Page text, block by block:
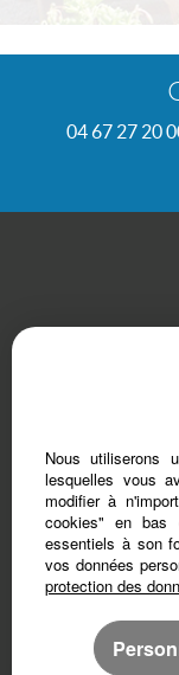
04 67 27 20
Afin de vous offrir un
Nous utiliserons
lesquelles vous
modifier à
cookies" en bas
essentiels à son
vos données
protection des